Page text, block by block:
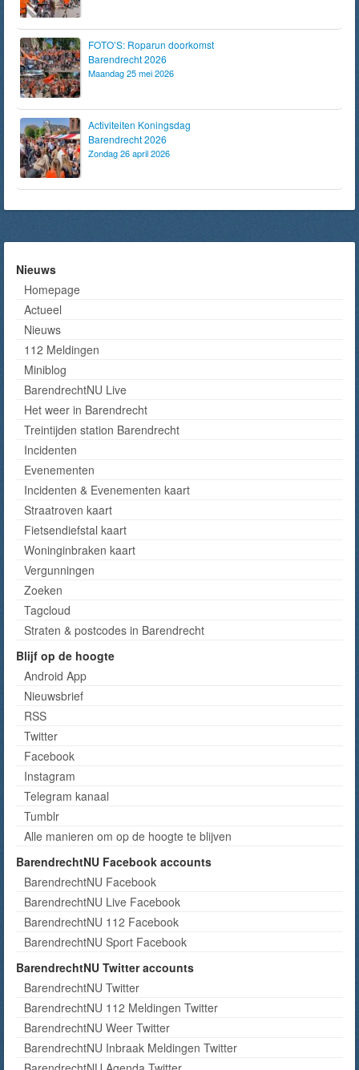
FOTO’S: Roparun doorkomst
Barendrecht 2026
Maandag 25 mei 2026
Activiteiten Koningsdag
Barendrecht 2026
Zondag 26 april 2026
Nieuws
Homepage
Actueel
Nieuws
112 Meldingen
Miniblog
BarendrechtNU Live
Het weer in Barendrecht
Treintijden station Barendrecht
Incidenten
Evenementen
Incidenten & Evenementen kaart
Straatroven kaart
Fietsendiefstal kaart
Woninginbraken kaart
Vergunningen
Zoeken
Tagcloud
Straten & postcodes in Barendrecht
Blijf op de hoogte
Android App
Nieuwsbrief
RSS
Twitter
Facebook
Instagram
Telegram kanaal
Tumblr
Alle manieren om op de hoogte te blijven
BarendrechtNU Facebook accounts
BarendrechtNU Facebook
BarendrechtNU Live Facebook
BarendrechtNU 112 Facebook
BarendrechtNU Sport Facebook
BarendrechtNU Twitter accounts
BarendrechtNU Twitter
BarendrechtNU 112 Meldingen Twitter
BarendrechtNU Weer Twitter
BarendrechtNU Inbraak Meldingen Twitter